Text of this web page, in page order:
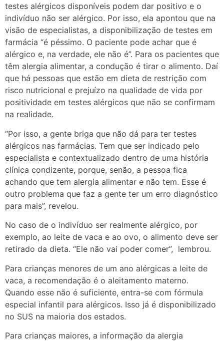
testes alérgicos disponíveis podem dar positivo e o
indivíduo não ser alérgico. Por isso, ela apontou que na
visão de especialistas, a disponibilização de testes em
farmácia “é péssimo. O paciente pode achar que é
alérgico e, na verdade, ele não é”. Para os pacientes que
têm alergia alimentar, a condução é tirar o alimento. Daí
que há pessoas que estão em dieta de restrição com
risco nutricional e prejuízo na qualidade de vida por
positividade em testes alérgicos que não se confirmam
na realidade.
“Por isso, a gente briga que não dá para ter testes
alérgicos nas farmácias. Tem que ser indicado pelo
especialista e contextualizado dentro de uma história
clínica condizente, porque, senão, a pessoa fica
achando que tem alergia alimentar e não tem. Esse é
outro problema que faz a gente ter um erro diagnóstico
para mais”, revelou.
No caso de o indivíduo ser realmente alérgico, por
exemplo, ao leite de vaca e ao ovo, o alimento deve ser
retirado da dieta. “Ele não vai poder comer”, lembrou.
Para crianças menores de um ano alérgicas a leite de
vaca, a recomendação é o aleitamento materno.
Quando esse não é suficiente, entra-se com fórmula
especial infantil para alérgicos. Isso já é disponibilizado
no SUS na maioria dos estados.
Para crianças maiores, a informação da alergia